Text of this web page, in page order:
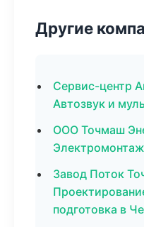
Другие
Сервис-центр
Автозвук и
ООО Точмаш
Завод Поток
подготовка в